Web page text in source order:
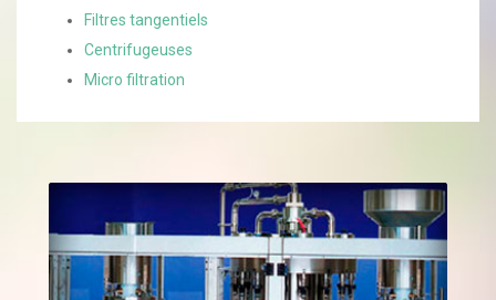
Filtres tangentiels
Centrifugeuses
Micro filtration